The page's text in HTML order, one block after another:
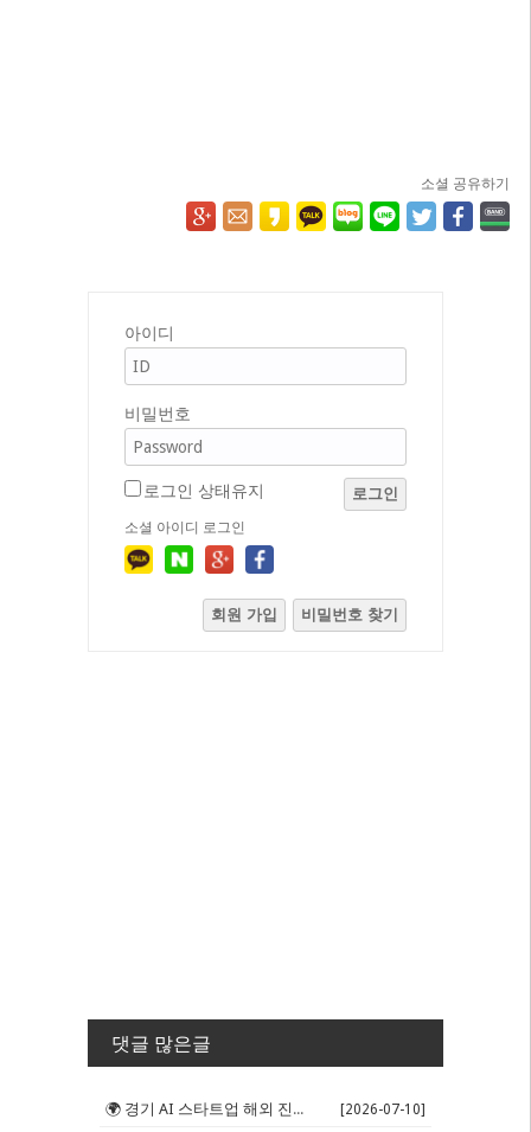
소셜 공유하기
아이디
비밀번호
로그인 상태유지 로그인
소셜 아이디 로그인
회원 가입 비밀번호 찾기
댓글 많은글
🌍 경기 AI 스타트업 해외 진출 판... [2026-07-10]